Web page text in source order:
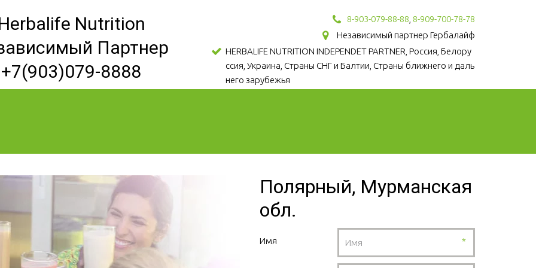
Nutrition
Партнер
+7(903)079-8888
8-903-079-88-88 8-909-700-78-78
Независимый партнер Гербалайф
HERBALIFE NUTRITION INDEPENDET PARTNER, Россия, Белору
ссия, Украина, Страны СНГ и Балтии, Страны ближнего и даль
него зарубежья
Полярный, Мурманская
обл.
Имя *